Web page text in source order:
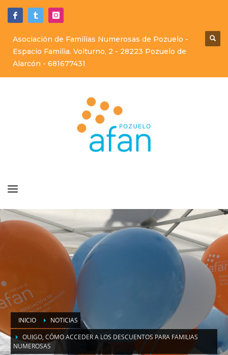
Asociación de Familias Numerosas de Pozuelo -
Espacio Familia. Volturno, 2 - 28223 Pozuelo de
Alarcón - 681677431
INICIO
NOTICIAS
OUIGO, CÓMO ACCEDER A LOS DESCUENTOS PARA FAMILIAS
NUMEROSAS